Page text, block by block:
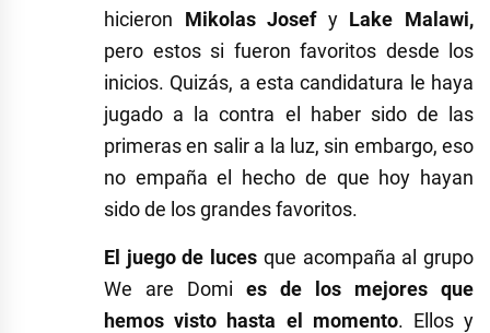
hicieron Mikolas Josefy Lake Malawi,
pero estos si fueron favoritos desde los
inicios. Quizás, a esta candidatura le haya
jugado a la contra el haber sido de las
primeras en salir a la luz, sin embargo, eso
no empaña el hecho de que hoy hayan
sido de los grandes favoritos.
El juego de luces que acompaña al grupo
We are Domi es de los mejores que
hemos visto hasta el momento. Ellos y